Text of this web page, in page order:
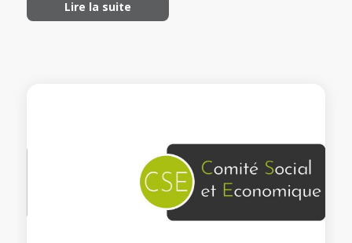
Lire la suite